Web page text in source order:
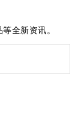
全新资讯。